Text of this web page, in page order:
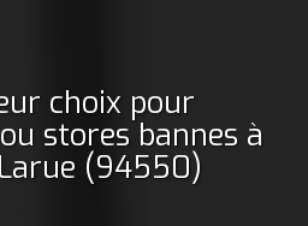
choix pour
stores bannes à
(94550)